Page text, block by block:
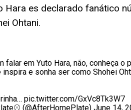
Hara es declarado fanático
Ohtani.
falar em Yuto Hara, não, conheça
e sonha ser como Shohei
pic.twitter.com/GxVc8Tk3W7
(@AfterHomePlate) June 14,